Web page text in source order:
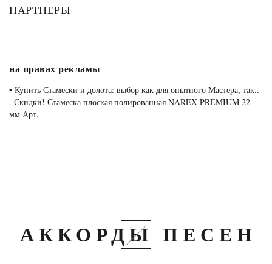
ПАРТНЕРЫ
на правах рекламы
• Купить Стамески и долота: выбор как для опытного Мастера, так..
. Скидки! Стамеска плоская полированная NAREX PREMIUM 22
мм Арт.
АККОРДЫ ПЕСЕН